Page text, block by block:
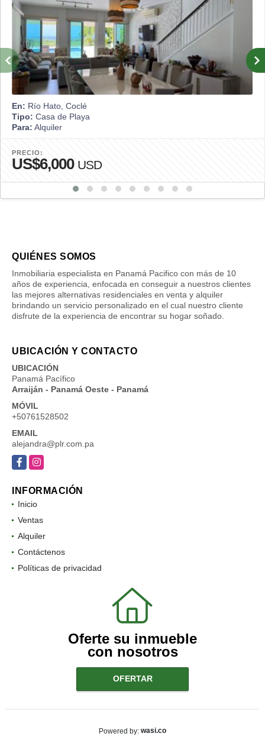
En: Río Hato, Coclé
Tipo: Casa de Playa
Para: Alquiler
PRECIO:
US$6,000 USD
QUIÉNES SOMOS
Inmobiliaria especialista en Panamá Pacifico con más de 10
años de experiencia, enfocada en conseguir a nuestros clientes
las mejores alternativas residenciales en venta y alquiler
brindando un servicio personalizado en el cual nuestro cliente
disfrute de la experiencia de encontrar su hogar soñado.
UBICACIÓN Y CONTACTO
UBICACIÓN
Panamá Pacífico
Arraiján - Panamá Oeste - Panamá
MÓVIL
+50761528502
EMAIL
alejandra@plr.com.pa
FacebookInstagram
INFORMACIÓN
Inicio
Ventas
Alquiler
Contáctenos
Políticas de privacidad
Oferte su inmueble
con nosotros
OFERTAR
Powered by: wasi.co